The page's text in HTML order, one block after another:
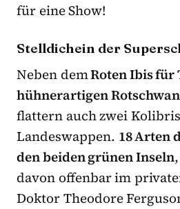
für eine Show!
Stelldichein der
Neben demRoten Ibis für
hühnerartigen
flattern auch zwei
Landeswappen. 18 Arten
den beiden grünen Inseln
davon offenbar im
Doktor Theodore